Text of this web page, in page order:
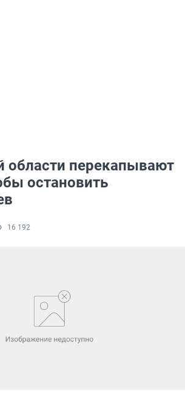
области перекапывают
остановить
16 192